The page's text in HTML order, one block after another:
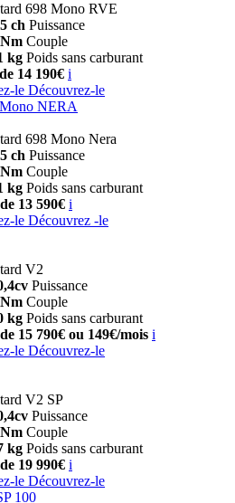
698 Mono RVE
ch Puissance
Couple
kg Poids sans carburant
14 190€ i
le Découvrez-le
NERA
698 Mono Nera
ch Puissance
Couple
kg Poids sans carburant
13 590€ i
le Découvrez -le
V2
Puissance
Couple
kg Poids sans carburant
15 790€ ou 149€/mois i
le Découvrez-le
V2 SP
Puissance
Couple
kg Poids sans carburant
19 990€ i
le Découvrez-le
100